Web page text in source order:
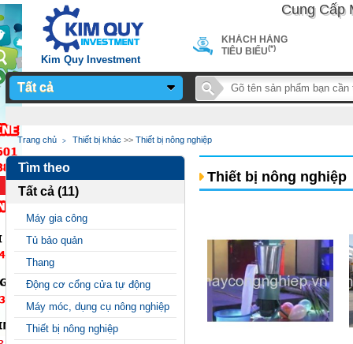
Cung Cấp
Kim Quy Investment
KHÁCH HÀNG
TIÊU BIỂU(*)
Tất cả
Notice : Undefined
variable: page_title in
/home/sieuthimay/domains/sieuthimaycongnghiep.vn/
on line 24
Trang chủ Thiết bị khác >> Thiết bị nông nghiệp
Tìm theo
Tất cả (11)
Máy gia công
Tủ bảo quản
Thang
Động cơ cổng cửa tự động
Máy móc, dụng cụ nông nghiệp
Thiết bị nông nghiệp
Thiết bị nông nghiệp